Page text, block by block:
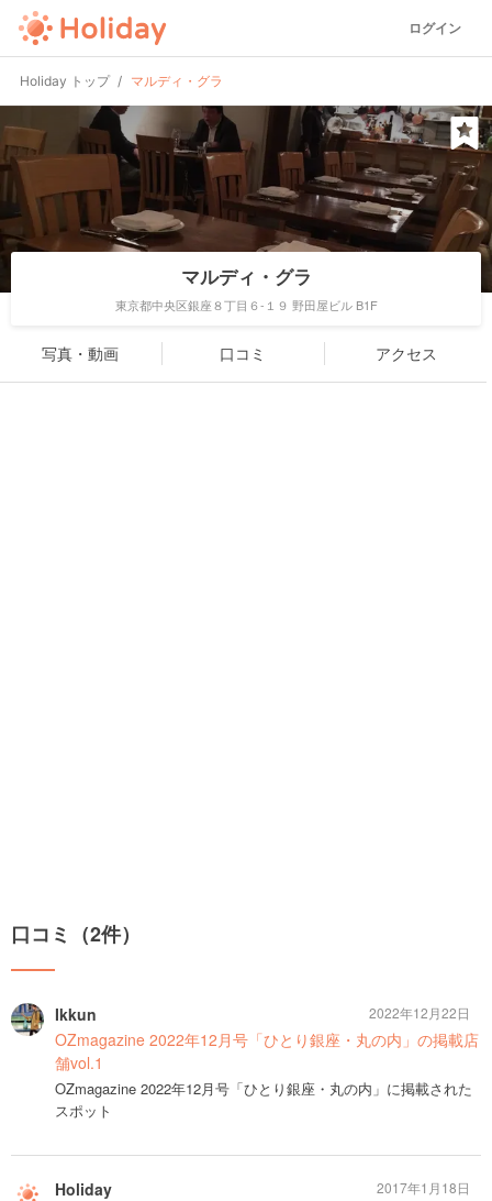
ログイン
Holiday トップ マルディ・グラ
マルディ・グラ
東京都中央区銀座８丁目６-１９ 野田屋ビル B1F
写真・動画 口コミ アクセス
口コミ（2件）
Ikkun
OZmagazine 2022年12月号「ひとり銀座・丸の内」の掲載店
舗vol.1
OZmagazine 2022年12月号「ひとり銀座・丸の内」に掲載された
スポット
2022年12月22日
Holiday 2017年1月18日